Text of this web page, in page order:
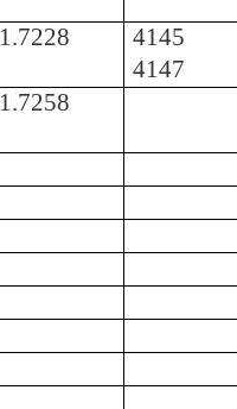
1.7228
4145
4147
1.7258